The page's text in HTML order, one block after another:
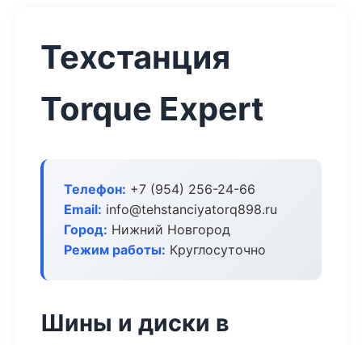
Техстанция
Torque Expert
Телефон: +7 (954) 256-24-66
Email: info@tehstanciyatorq898.ru
Город: Нижний Новгород
Режим работы: Круглосуточно
Шины и диски в